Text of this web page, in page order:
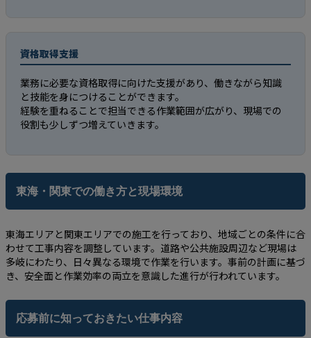
資格取得支援
業務に必要な資格取得に向けた支援があり、働きながら知識
と技能を身につけることができます。
経験を重ねることで担当できる作業範囲が広がり、現場での
役割も少しずつ増えていきます。
東海・関東での働き方と現場環境
東海エリアと関東エリアでの施工を行っており、地域ごとの条件に合
わせて工事内容を調整しています。道路や公共施設周辺など現場は
多岐にわたり、日々異なる環境で作業を行います。事前の計画に基づ
き、安全面と作業効率の両立を意識した進行が行われています。
応募前に知っておきたい仕事内容